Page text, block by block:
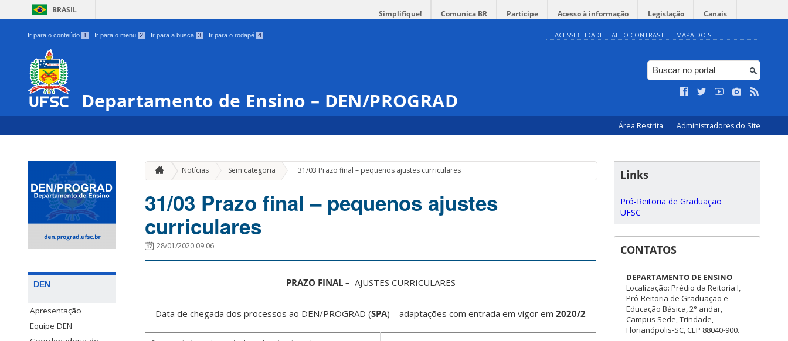
BRASIL Simplifique! Comunica BR Participe Acesso à informação Legislação Canais
Ir para o conteúdo 1 Ir para o menu 2 Ir para a busca 3 Ir para o rodapé 4 ACESSIBILIDADE ALTO CONTRASTE MAPA DO SITE
Departamento de Ensino – DEN/PROGRAD
Área Restrita Administradores do Site
DEN
Apresentação
Equipe DEN
Notícias Sem categoria » 31/03 Prazo final – pequenos ajustes curriculares
31/03 Prazo final – pequenos ajustes
curriculares
28/01/2020 09:06
PRAZO FINAL – AJUSTES CURRICULARES
Data de chegada dos processos ao DEN/PROGRAD (SPA) – adaptações com entrada em vigor em 2020/2
Links
Pró-Reitoria de Graduação
UFSC
CONTATOS
DEPARTAMENTO DE ENSINO
Localização: Prédio da Reitoria I,
Pró-Reitoria de Graduação e
Educação Básica, 2° andar,
Campus Sede, Trindade,
Florianópolis-SC, CEP 88040-900.